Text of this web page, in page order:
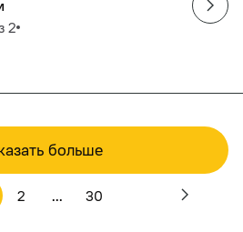
2
больше
2 ... 30